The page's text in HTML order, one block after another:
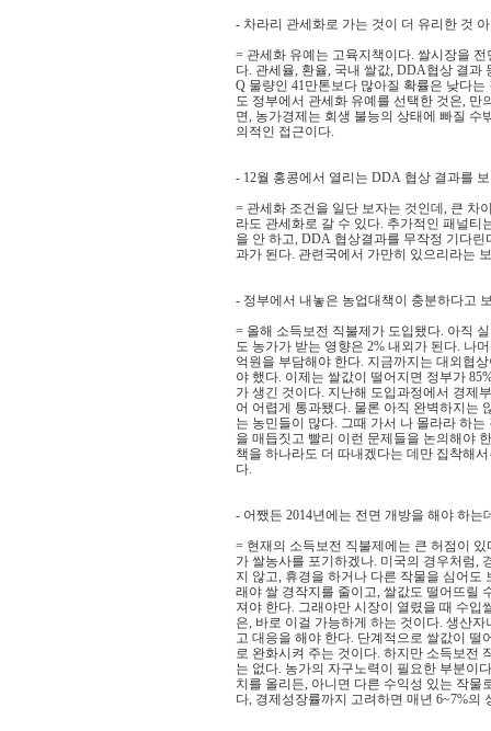
- 차라리 관세화로 가는 것이 더 유리한 것
= 관세화 유예는 고육지책이다. 쌀시장을
다. 관세율, 환율, 국내 쌀값, DDA협상 결과
Q 물량인 41만톤보다 많아질 확률은 낮다
도 정부에서 관세화 유예를 선택한 것은,
면, 농가경제는 회생 불능의 상태에 빠질
의적인 접근이다.
- 12월 홍콩에서 열리는 DDA 협상 결과를
= 관세화 조건을 일단 보자는 것인데, 큰 차
라도 관세화로 갈 수 있다. 추가적인 패널
을 안 하고, DDA 협상결과를 무작정 기다
과가 된다. 관련국에서 가만히 있으리라는
- 정부에서 내놓은 농업대책이 충분하다고
= 올해 소득보전 직불제가 도입됐다. 아직
도 농가가 받는 영향은 2% 내외가 된다. 나
억원을 부담해야 한다. 지금까지는 대외협
야 했다. 이제는 쌀값이 떨어지면 정부가
가 생긴 것이다. 지난해 도입과정에서 경제
어 어렵게 통과됐다. 물론 아직 완벽하지는
는 농민들이 많다. 그때 가서 나 몰라라 하
을 매듭짓고 빨리 이런 문제들을 논의해야
책을 하나라도 더 따내겠다는 데만 집착해
다.
- 어쨌든 2014년에는 전면 개방을 해야 하는
= 현재의 소득보전 직불제에는 큰 허점이
가 쌀농사를 포기하겠나. 미국의 경우처럼,
지 않고, 휴경을 하거나 다른 작물을 심어
래야 쌀 경작지를 줄이고, 쌀값도 떨어뜨릴
져야 한다. 그래야만 시장이 열렸을 때 수입
은, 바로 이걸 가능하게 하는 것이다. 생산
고 대응을 해야 한다. 단계적으로 쌀값이
로 완화시켜 주는 것이다. 하지만 소득보전
는 없다. 농가의 자구노력이 필요한 부분이
치를 올리든, 아니면 다른 수익성 있는 작물
다, 경제성장률까지 고려하면 매년 6~7%